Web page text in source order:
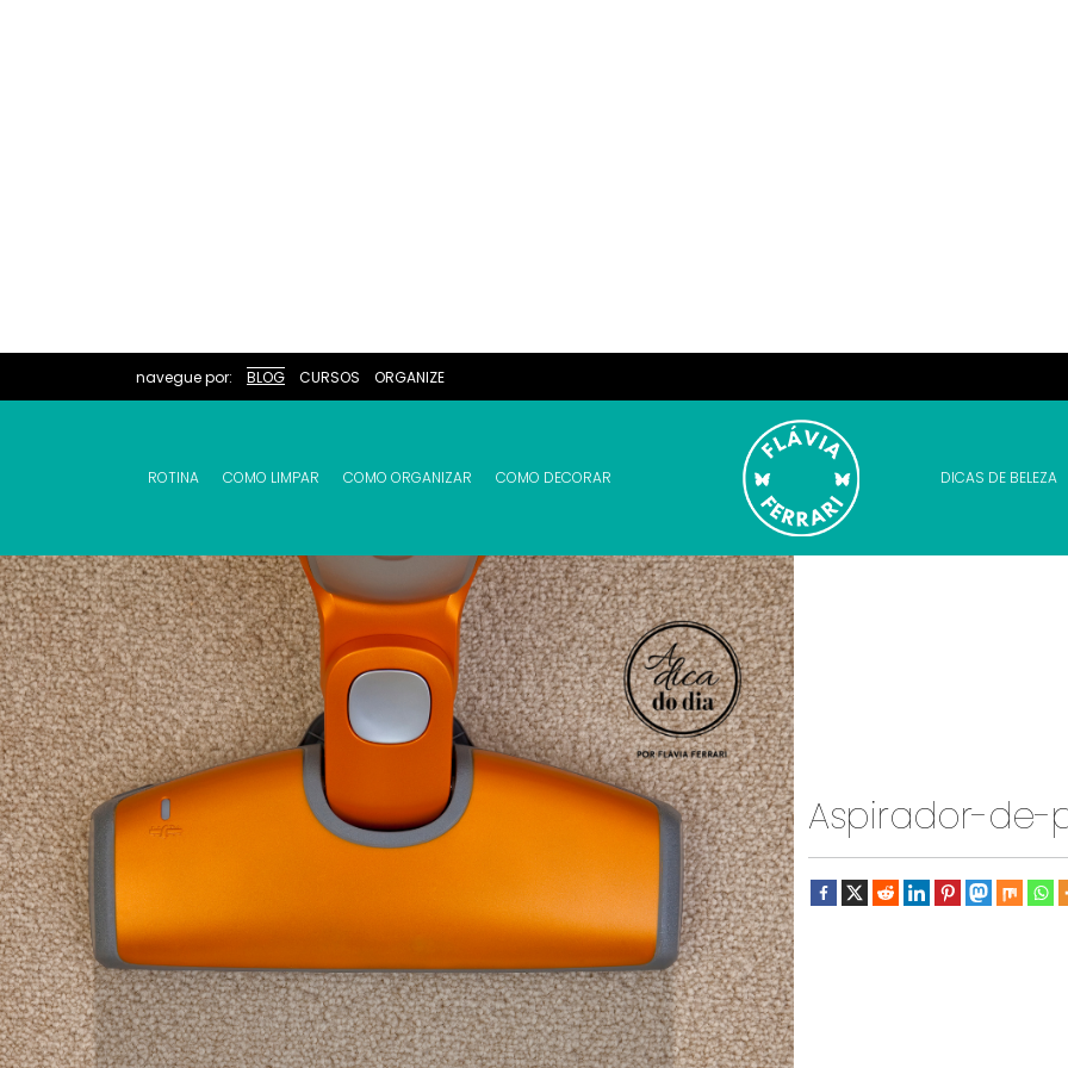
navegue por: BLOG CURSOS ORGANIZE
ROTINA COMO LIMPAR COMO ORGANIZAR COMO DECORAR DICAS DE BELEZA
Aspirador-de-